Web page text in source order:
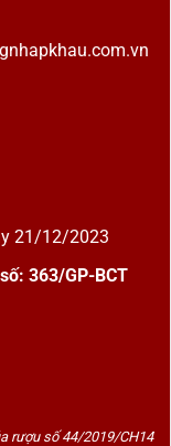
21/12/2023
363/GP-BCT
rượu số 44/2019/CH14